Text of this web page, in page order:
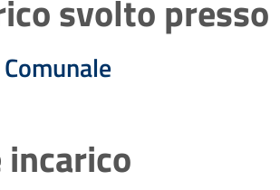
svolto presso
incarico